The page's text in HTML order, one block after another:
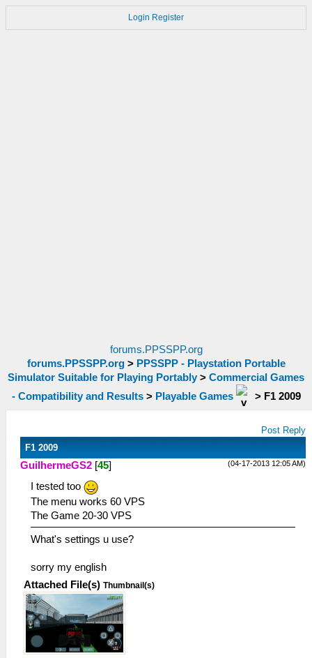
Login Register
forums.PPSSPP.org
forums.PPSSPP.org> PPSSPP - Playstation Portable
Simulator Suitable for Playing Portably > Commercial Games
- Compatibility and Results> Playable Games > F1 2009
Post Reply
F1 2009
(04-17-2013 12:05 AM)
GuilhermeGS2 [45]
I tested too
The menu works 60 VPS
The Game 20-30 VPS
What's settings u use?
sorry my english
Attached File(s) Thumbnail(s)